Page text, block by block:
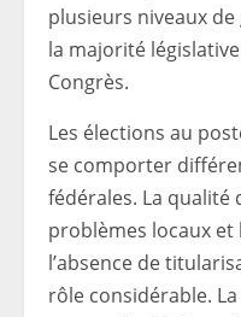
plusieurs niveaux
la majorité
Congrès.
Les élections au
se comporter
fédérales. La qualité
problèmes locaux
l’absence de
rôle considérable.